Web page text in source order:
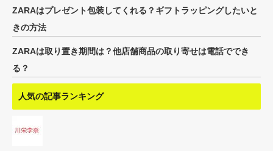
ZARAはプレゼント包装してくれる？ギフトラッピングしたいと
きの方法
ZARAは取り置き期間は？他店舗商品の取り寄せは電話ででき
る？
人気の記事ランキング